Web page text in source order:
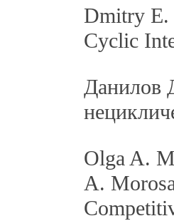
Dmitry E.
Cyclic
Данилов
Olga A.
A.